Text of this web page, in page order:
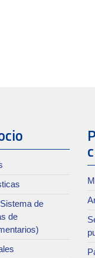
de
de